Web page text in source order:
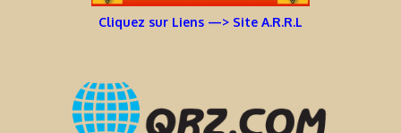
Cliquez sur Liens —> Site A.R.R.L